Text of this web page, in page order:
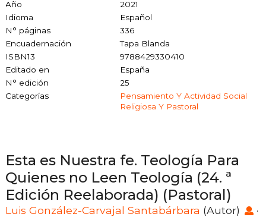
Año
2021
Idioma
Español
N° páginas
336
Encuadernación
Tapa Blanda
ISBN13
9788429330410
Editado en
España
N° edición
25
Categorías
Pensamiento Y Actividad Social
Religiosa Y Pastoral
Esta es Nuestra fe. Teología Para
Quienes no Leen Teología (24. ª
Edición Reelaborada) (Pastoral)
Luis González-Carvajal Santabárbara (Autor)
·